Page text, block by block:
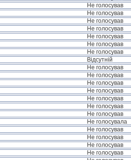
Не голосував
Не голосував
Не голосував
Не голосував
Не голосував
Не голосував
Не голосував
Відсутній
Не голосував
Не голосував
Не голосував
Не голосував
Не голосував
Не голосував
Не голосував
Не голосувала
Не голосував
Не голосував
Не голосував
Не голосував